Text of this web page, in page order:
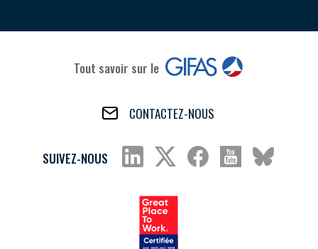
Tout savoir sur le
CONTACTEZ-NOUS
SUIVEZ-NOUS